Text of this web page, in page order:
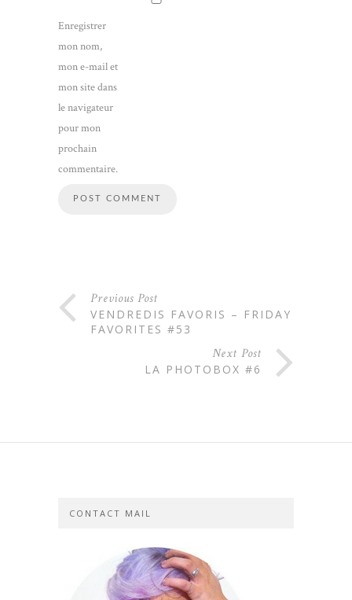
Enregistrer
mon nom,
mon e-mail et
mon site dans
le navigateur
pour mon
prochain
commentaire.
Previous Post
VENDREDIS FAVORIS – FRIDAY
FAVORITES #53
Next Post
LA PHOTOBOX #6
CONTACT MAIL